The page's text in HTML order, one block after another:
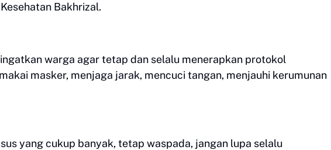
Bakhrizal.
warga agar tetap dan selalu menerapkan protokol
masker, menjaga jarak, mencuci tangan, menjauhi kerumunan
yang cukup banyak, tetap waspada, jangan lupa selalu